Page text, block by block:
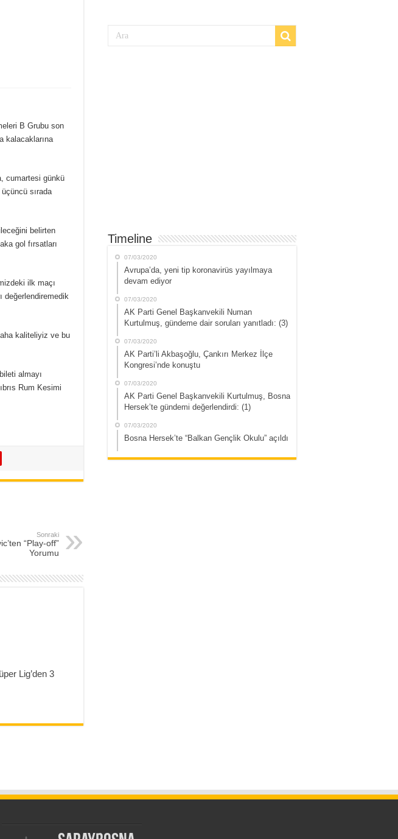
B Grubu son
kalacaklarına
cumartesi günkü
sırada
belirten
gol fırsatları
ilk maçı
değerlendiremedik
kaliteliyiz ve bu
almayı
Rum Kesimi
Sonraki
“Play-off”
Yorumu
Lig’den 3
Timeline
07/03/2020
Avrupa’da, yeni tip koronavirüs yayılmaya
devam ediyor
07/03/2020
AK Parti Genel Başkanvekili Numan
Kurtulmuş, gündeme dair soruları yanıtladı: (3)
07/03/2020
AK Parti’li Akbaşoğlu, Çankırı Merkez İlçe
Kongresi’nde konuştu
07/03/2020
AK Parti Genel Başkanvekili Kurtulmuş, Bosna
Hersek’te gündemi değerlendirdi: (1)
07/03/2020
Bosna Hersek’te “Balkan Gençlik Okulu” açıldı